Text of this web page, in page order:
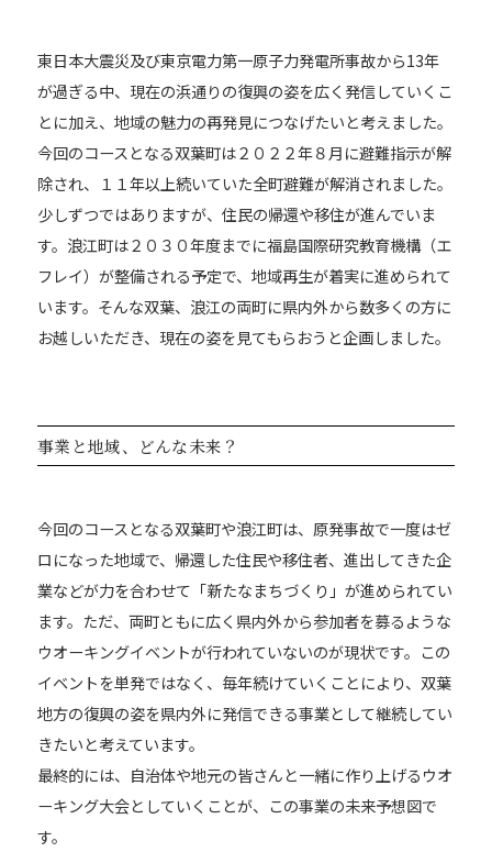
東日本大震災及び東京電力第一原子力発電所事故から13年
が過ぎる中、現在の浜通りの復興の姿を広く発信していくこ
とに加え、地域の魅力の再発見につなげたいと考えました。
今回のコースとなる双葉町は２０２２年８月に避難指示が解
除され、１１年以上続いていた全町避難が解消されました。
少しずつではありますが、住民の帰還や移住が進んでいま
す。浪江町は２０３０年度までに福島国際研究教育機構（エ
フレイ）が整備される予定で、地域再生が着実に進められて
います。そんな双葉、浪江の両町に県内外から数多くの方に
お越しいただき、現在の姿を見てもらおうと企画しました。
事業と地域、どんな未来？
今回のコースとなる双葉町や浪江町は、原発事故で一度はゼ
ロになった地域で、帰還した住民や移住者、進出してきた企
業などが力を合わせて「新たなまちづくり」が進められてい
ます。ただ、両町ともに広く県内外から参加者を募るような
ウオーキングイベントが行われていないのが現状です。この
イベントを単発ではなく、毎年続けていくことにより、双葉
地方の復興の姿を県内外に発信できる事業として継続してい
きたいと考えています。
最終的には、自治体や地元の皆さんと一緒に作り上げるウオ
ーキング大会としていくことが、この事業の未来予想図で
す。